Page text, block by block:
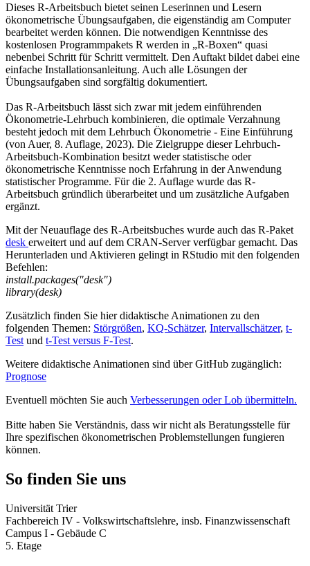
Dieses R-Arbeitsbuch bietet seinen Leserinnen und Lesern
ökonometrische Übungsaufgaben, die eigenständig am Computer
bearbeitet werden können. Die notwendigen Kenntnisse des
kostenlosen Programmpakets R werden in „R-Boxen“ quasi
nebenbei Schritt für Schritt vermittelt. Den Auftakt bildet dabei eine
einfache Installationsanleitung. Auch alle Lösungen der
Übungsaufgaben sind sorgfältig dokumentiert.
Das R-Arbeitsbuch lässt sich zwar mit jedem einführenden
Ökonometrie-Lehrbuch kombinieren, die optimale Verzahnung
besteht jedoch mit dem Lehrbuch Ökonometrie - Eine Einführung
(von Auer, 8. Auflage, 2023). Die Zielgruppe dieser Lehrbuch-
Arbeitsbuch-Kombination besitzt weder statistische oder
ökonometrische Kenntnisse noch Erfahrung in der Anwendung
statistischer Programme. Für die 2. Auflage wurde das R-
Arbeitsbuch gründlich überarbeitet und um zusätzliche Aufgaben
ergänzt.
Mit der Neuauflage des R-Arbeitsbuches wurde auch das R-Paket
desk erweitert und auf dem CRAN-Server verfügbar gemacht. Das
Herunterladen und Aktivieren gelingt in RStudio mit den folgenden
Befehlen:
install.packages("desk")
library(desk)
Zusätzlich finden Sie hier didaktische Animationen zu den
folgenden Themen: Störgrößen, KQ-Schätzer, Intervallschätzer, t-
Test und t-Test versus F-Test.
Weitere didaktische Animationen sind über GitHub zugänglich:
Prognose
Eventuell möchten Sie auch Verbesserungen oder Lob übermitteln.
Bitte haben Sie Verständnis, dass wir nicht als Beratungsstelle für
Ihre spezifischen ökonometrischen Problemstellungen fungieren
können.
So finden Sie uns
Universität Trier
Fachbereich IV - Volkswirtschaftslehre, insb. Finanzwissenschaft
Campus I - Gebäude C
5. Etage